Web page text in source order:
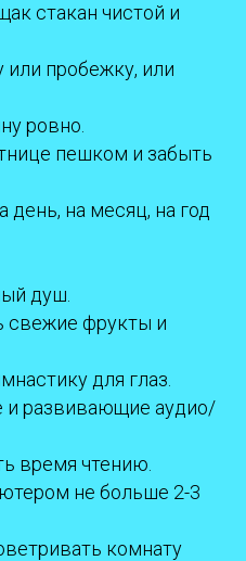
стакан чистой и
или пробежку, или
ровно.
пешком и забыть
на месяц, на год
душ.
свежие фрукты и
для глаз.
и развивающие аудио/
время чтению.
не больше 2-3
комнату